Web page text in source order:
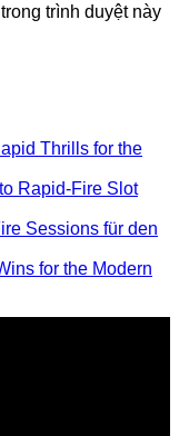
trình duyệt này
Thrills for the
Rapid‑Fire Slot
Sessions für den
for the Modern